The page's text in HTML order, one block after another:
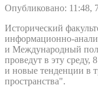
Опубликовано: 11:48,
Исторический
информационно-
и Международный
проведут в эту
и новые тенденции в
пространства".